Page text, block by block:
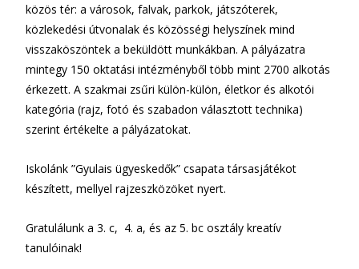
közös tér: a városok, falvak, parkok, játszóterek,
közlekedési útvonalak és közösségi helyszínek mind
visszaköszöntek a beküldött munkákban. A pályázatra
mintegy 150 oktatási intézményből több mint 2700 alkotás
érkezett. A szakmai zsűri külön-külön, életkor és alkotói
kategória (rajz, fotó és szabadon választott technika)
szerint értékelte a pályázatokat.
Iskolánk ”Gyulais ügyeskedők” csapata társasjátékot
készített, mellyel rajzeszközöket nyert.
Gratulálunk a 3. c, 4. a, és az 5. bc osztály kreatív
tanulóinak!